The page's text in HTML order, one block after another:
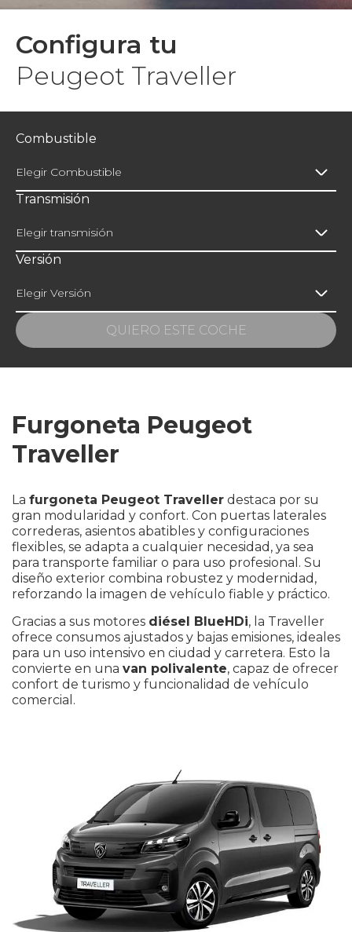
Configura tu
Peugeot Traveller
Combustible
Elegir Combustible
Transmisión
Elegir transmisión
Versión
Elegir Versión
QUIERO ESTE COCHE
Si te interesa este modelo ponte en contacto
con nosotros
Elige una localización*
Sí, deseo recibir comunicaciones comerciales de
Caetano Retail España y de grupo Salvador
Caetano Auto pudiendo estar basadas en mi
comportamiento y preferencias personales.
Furgoneta Peugeot
Traveller
La furgoneta Peugeot Traveller destaca por su
gran modularidad y confort. Con puertas laterales
correderas, asientos abatibles y configuraciones
flexibles, se adapta a cualquier necesidad, ya sea
para transporte familiar o para uso profesional. Su
diseño exterior combina robustez y modernidad,
reforzando la imagen de vehículo fiable y práctico.
Gracias a sus motores diésel BlueHDi, la Traveller
ofrece consumos ajustados y bajas emisiones, ideales
para un uso intensivo en ciudad y carretera. Esto la
convierte en una van polivalente, capaz de ofrecer
confort de turismo y funcionalidad de vehículo
comercial.